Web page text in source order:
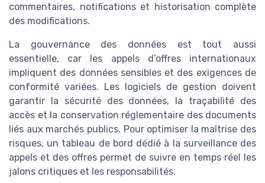
commentaires, notifications et historisation complète
des modifications.
La gouvernance des données est tout aussi
essentielle, car les appels d’offres internationaux
impliquent des données sensibles et des exigences de
conformité variées. Les logiciels de gestion doivent
garantir la sécurité des données, la traçabilité des
accès et la conservation réglementaire des documents
liés aux marchés publics. Pour optimiser la maîtrise des
risques, un tableau de bord dédié à la surveillance des
appels et des offres permet de suivre en temps réel les
jalons critiques et les responsabilités.